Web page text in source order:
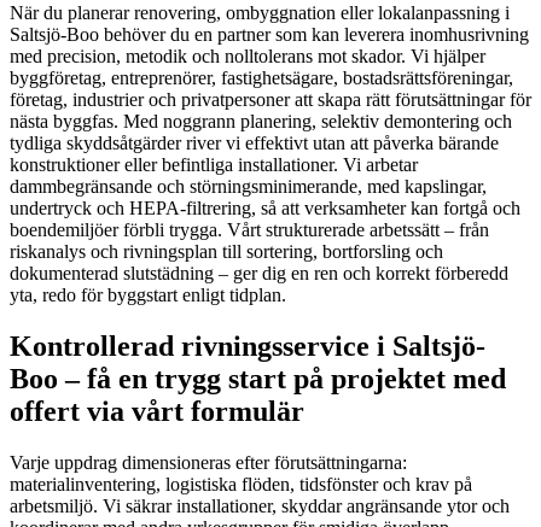
När du planerar renovering, ombyggnation eller lokalanpassning i
Saltsjö-Boo behöver du en partner som kan leverera inomhusrivning
med precision, metodik och nolltolerans mot skador. Vi hjälper
byggföretag, entreprenörer, fastighetsägare, bostadsrättsföreningar,
företag, industrier och privatpersoner att skapa rätt förutsättningar för
nästa byggfas. Med noggrann planering, selektiv demontering och
tydliga skyddsåtgärder river vi effektivt utan att påverka bärande
konstruktioner eller befintliga installationer. Vi arbetar
dammbegränsande och störningsminimerande, med kapslingar,
undertryck och HEPA-filtrering, så att verksamheter kan fortgå och
boendemiljöer förbli trygga. Vårt strukturerade arbetssätt – från
riskanalys och rivningsplan till sortering, bortforsling och
dokumenterad slutstädning – ger dig en ren och korrekt förberedd
yta, redo för byggstart enligt tidplan.
Kontrollerad rivningsservice i Saltsjö-
Boo – få en trygg start på projektet med
offert via vårt formulär
Varje uppdrag dimensioneras efter förutsättningarna:
materialinventering, logistiska flöden, tidsfönster och krav på
arbetsmiljö. Vi säkrar installationer, skyddar angränsande ytor och